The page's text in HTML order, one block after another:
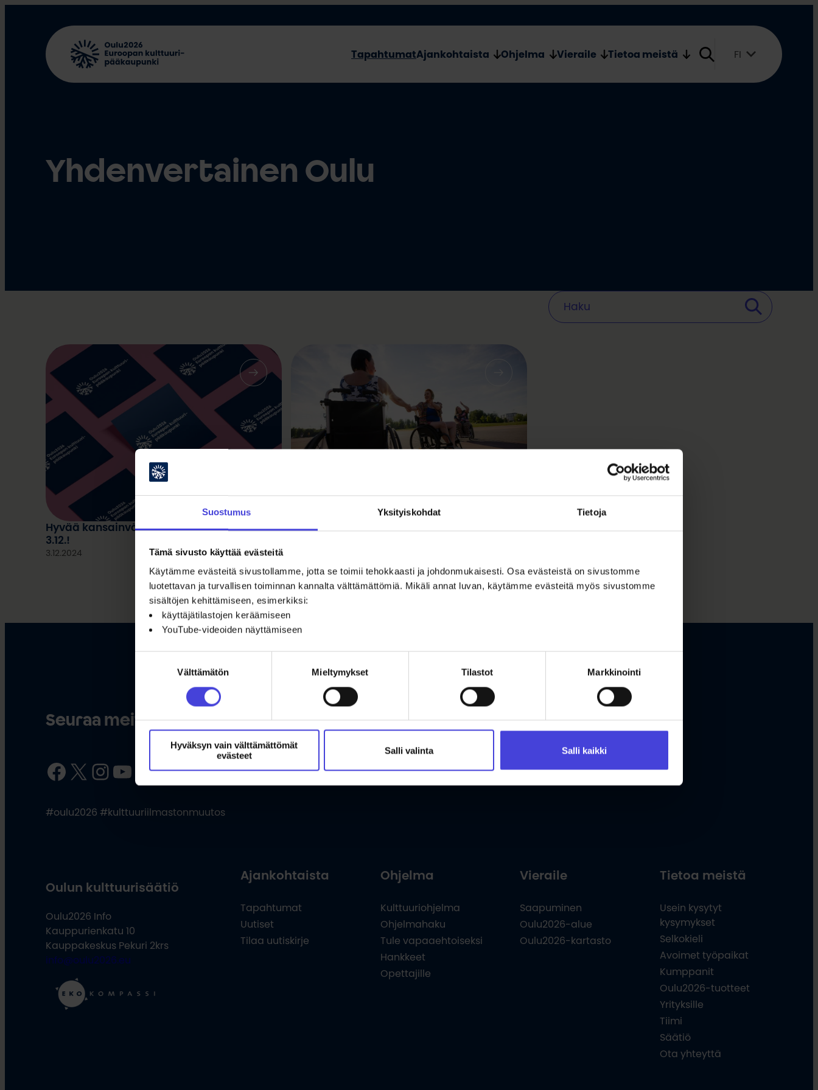
Suostumus Yksityiskohdat Tietoja
Tämä sivusto käyttää evästeitä
Käytämme evästeitä sivustollamme, jotta se toimii tehokkaasti ja johdonmukaisesti. Osa evästeistä on sivustomme
luotettavan ja turvallisen toiminnan kannalta välttämättömiä. Mikäli annat luvan, käytämme evästeitä myös sivustomme
sisältöjen kehittämiseen, esimerkiksi:
käyttäjätilastojen keräämiseen
YouTube-videoiden näyttämiseen
Välttämätön Mieltymykset Tilastot Markkinointi
Hyväksyn vain välttämättömät
evästeet
Salli valinta Salli kaikki
TapahtumatAjankohtaista Ohjelma Vieraile Tietoa meistä FI
Yhdenvertainen Oulu
Hyvää kansainvälistä vammaisten päivää
3.12.!
3.12.2024
Me olemme kulttuuria-ideatyöpajat
Seuraa meitä somessa
Facebook X InstagramYouTube TikTok
#oulu2026 #kulttuuriilmastonmuutos
Oulun kulttuurisäätiö
Oulu2026 Info
Kauppurienkatu 10
Kauppakeskus Pekuri 2krs
info@oulu2026.eu
Ajankohtaista
Tapahtumat
Uutiset
Tilaa uutiskirje
Ohjelma
Kulttuuriohjelma
Ohjelmahaku
Tule vapaaehtoiseksi
Hankkeet
Opettajille
Vieraile
Saapuminen
Oulu2026-alue
Oulu2026-kartasto
Tietoa meistä
Usein kysytyt
kysymykset
Selkokieli
Avoimet työpaikat
Kumppanit
Oulu2026-tuotteet
Yrityksille
Tiimi
Säätiö
Ota yhteyttä